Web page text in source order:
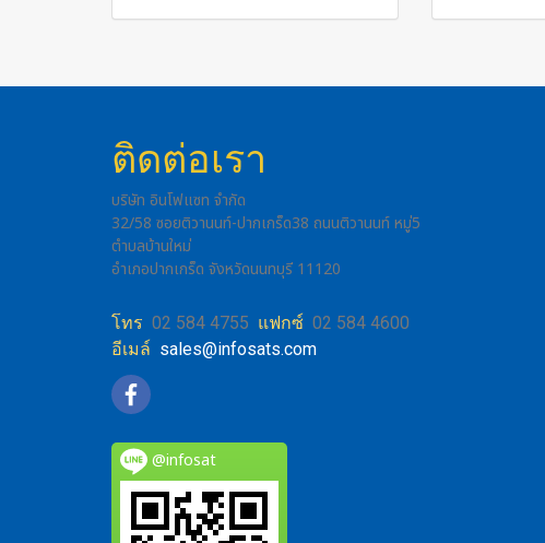
ติดต่อเรา
บริษัท อินโฟแซท จำกัด
32/58 ซอยติวานนท์-ปากเกร็ด38 ถนนติวานนท์ หมู่5
ตำบลบ้านใหม่
อำเภอปากเกร็ด จังหวัดนนทบุรี 11120
โทร 02 584 4755 แฟกซ์ 02 584 4600
อีเมล์ sales@infosats.com
@infosat